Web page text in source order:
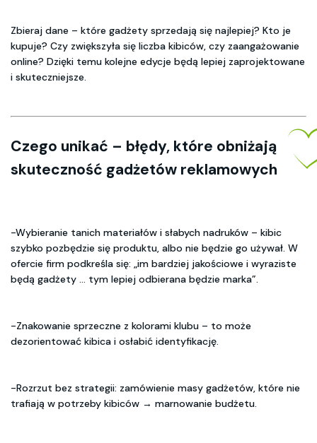
Zbieraj dane – które gadżety sprzedają się najlepiej? Kto je
kupuje? Czy zwiększyła się liczba kibiców, czy zaangażowanie
online? Dzięki temu kolejne edycje będą lepiej zaprojektowane
i skuteczniejsze.
Czego unikać – błędy, które obniżają
skuteczność gadżetów reklamowych
-Wybieranie tanich materiałów i słabych nadruków – kibic
szybko pozbędzie się produktu, albo nie będzie go używał. W
ofercie firm podkreśla się: „im bardziej jakościowe i wyraziste
będą gadżety … tym lepiej odbierana będzie marka”.
-Znakowanie sprzeczne z kolorami klubu – to może
dezorientować kibica i osłabić identyfikację.
-Rozrzut bez strategii: zamówienie masy gadżetów, które nie
trafiają w potrzeby kibiców → marnowanie budżetu.